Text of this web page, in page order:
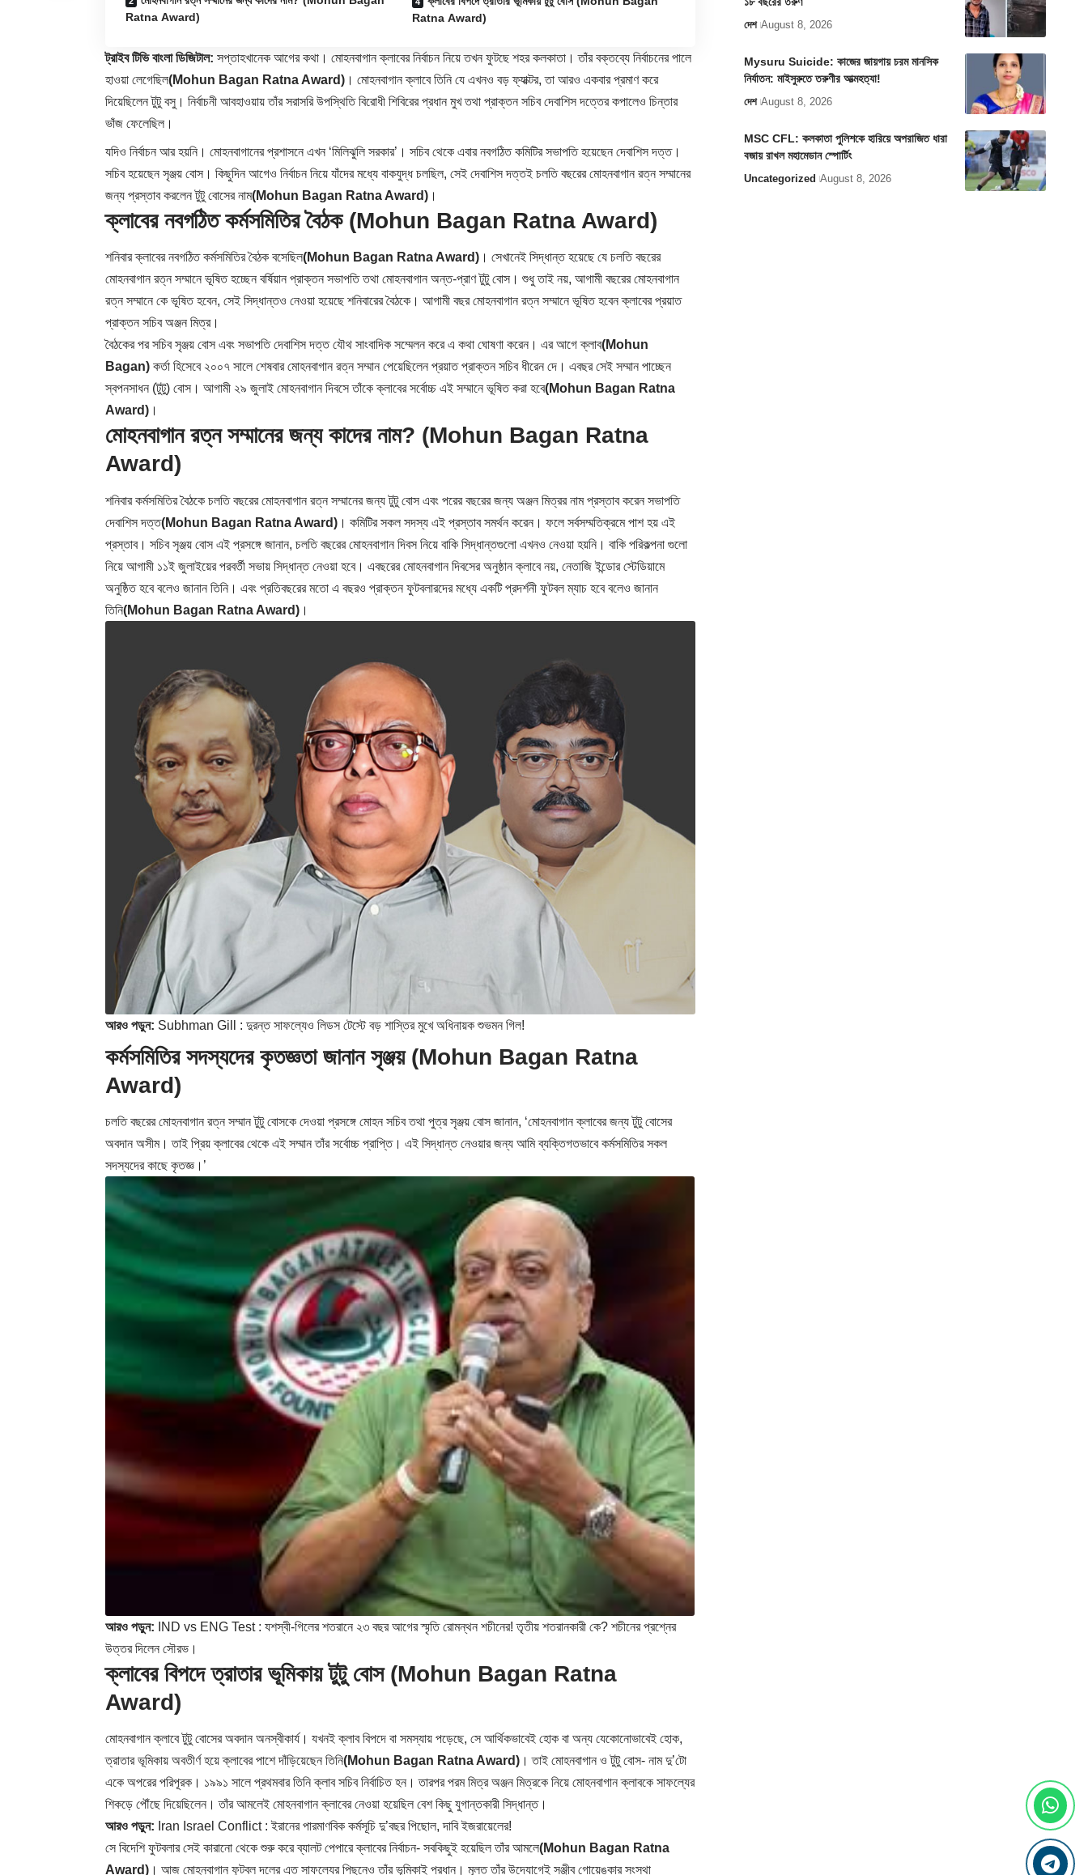
Ratna Award)
Ratna Award)
ট্রাইব টিভি বাংলা ডিজিটাল: সপ্তাহখানেক আগের কথা। মোহনবাগান ক্লাবের নির্বাচন নিয়ে তখন ফুটছে শহর কলকাতা। তাঁর বক্তব্যে নির্বাচনের পালে
হাওয়া লেগেছিল(Mohun Bagan Ratna Award) । মোহনবাগান ক্লাবে তিনি যে এখনও বড় ফ্যাক্টর, তা আরও একবার প্রমাণ করে
দিয়েছিলেন টুটু বসু। নির্বাচনী আবহাওয়ায় তাঁর সরাসরি উপস্থিতি বিরোধী শিবিরের প্রধান মুখ তথা প্রাক্তন সচিব দেবাশিস দত্তের কপালেও চিন্তার
ভাঁজ ফেলেছিল।
যদিও নির্বাচন আর হয়নি। মোহনবাগানের প্রশাসনে এখন ‘মিলিঝুলি সরকার’। সচিব থেকে এবার নবগঠিত কমিটির সভাপতি হয়েছেন দেবাশিস দত্ত।
সচিব হয়েছেন সৃঞ্জয় বোস। কিছুদিন আগেও নির্বাচন নিয়ে যাঁদের মধ্যে বাকযুদ্ধ চলছিল, সেই দেবাশিস দত্তই চলতি বছরের মোহনবাগান রত্ন সম্মানের
জন্য প্রস্তাব করলেন টুটু বোসের নাম(Mohun Bagan Ratna Award) ।
ক্লাবের নবগঠিত কর্মসমিতির বৈঠক (Mohun Bagan Ratna Award)
শনিবার ক্লাবের নবগঠিত কর্মসমিতির বৈঠক বসেছিল(Mohun Bagan Ratna Award) । সেখানেই সিদ্ধান্ত হয়েছে যে চলতি বছরের
মোহনবাগান রত্ন সম্মানে ভূষিত হচ্ছেন বর্ষিয়ান প্রাক্তন সভাপতি তথা মোহনবাগান অন্ত-প্রাণ টুটু বোস। শুধু তাই নয়, আগামী বছরের মোহনবাগান
রত্ন সম্মানে কে ভূষিত হবেন, সেই সিদ্ধান্তও নেওয়া হয়েছে শনিবারের বৈঠকে। আগামী বছর মোহনবাগান রত্ন সম্মানে ভূষিত হবেন ক্লাবের প্রয়াত
প্রাক্তন সচিব অঞ্জন মিত্র।
বৈঠকের পর সচিব সৃঞ্জয় বোস এবং সভাপতি দেবাশিস দত্ত যৌথ সাংবাদিক সম্মেলন করে এ কথা ঘোষণা করেন। এর আগে ক্লাব(Mohun
Bagan) কর্তা হিসেবে ২০০৭ সালে শেষবার মোহনবাগান রত্ন সম্মান পেয়েছিলেন প্রয়াত প্রাক্তন সচিব ধীরেন দে। এবছর সেই সম্মান পাচ্ছেন
স্বপনসাধন (টুটু) বোস। আগামী ২৯ জুলাই মোহনবাগান দিবসে তাঁকে ক্লাবের সর্বোচ্চ এই সম্মানে ভূষিত করা হবে(Mohun Bagan Ratna
Award) ।
মোহনবাগান রত্ন সম্মানের জন্য কাদের নাম? (Mohun Bagan Ratna
Award)
শনিবার কর্মসমিতির বৈঠকে চলতি বছরের মোহনবাগান রত্ন সম্মানের জন্য টুটু বোস এবং পরের বছরের জন্য অঞ্জন মিত্রর নাম প্রস্তাব করেন সভাপতি
দেবাশিস দত্ত(Mohun Bagan Ratna Award) । কমিটির সকল সদস্য এই প্রস্তাব সমর্থন করেন। ফলে সর্বসম্মতিক্রমে পাশ হয় এই
প্রস্তাব। সচিব সৃঞ্জয় বোস এই প্রসঙ্গে জানান, চলতি বছরের মোহনবাগান দিবস নিয়ে বাকি সিদ্ধান্তগুলো এখনও নেওয়া হয়নি। বাকি পরিকল্পনা গুলো
নিয়ে আগামী ১১ই জুলাইয়ের পরবর্তী সভায় সিদ্ধান্ত নেওয়া হবে। এবছরের মোহনবাগান দিবসের অনুষ্ঠান ক্লাবে নয়, নেতাজি ইন্ডোর স্টেডিয়ামে
অনুষ্ঠিত হবে বলেও জানান তিনি। এবং প্রতিবছরের মতো এ বছরও প্রাক্তন ফুটবলারদের মধ্যে একটি প্রদর্শনী ফুটবল ম্যাচ হবে বলেও জানান
তিনি(Mohun Bagan Ratna Award) ।
আরও পড়ুন: Subhman Gill : দুরন্ত সাফল্যেও লিডস টেস্টে বড় শাস্তির মুখে অধিনায়ক শুভমন গিল!
কর্মসমিতির সদস্যদের কৃতজ্ঞতা জানান সৃঞ্জয় (Mohun Bagan Ratna
Award)
চলতি বছরের মোহনবাগান রত্ন সম্মান টুটু বোসকে দেওয়া প্রসঙ্গে মোহন সচিব তথা পুত্র সৃঞ্জয় বোস জানান, ‘মোহনবাগান ক্লাবের জন্য টুটু বোসের
অবদান অসীম। তাই প্রিয় ক্লাবের থেকে এই সম্মান তাঁর সর্বোচ্চ প্রাপ্তি। এই সিদ্ধান্ত নেওয়ার জন্য আমি ব্যক্তিগতভাবে কর্মসমিতির সকল
সদস্যদের কাছে কৃতজ্ঞ।’
আরও পড়ুন:
IND vs ENG Test : যশস্বী-গিলের শতরানে ২৩ বছর আগের স্মৃতি রোমন্থন শচীনের! তৃতীয় শতরানকারী কে? শচীনের প্রশ্নের
উত্তর দিলেন সৌরভ।
ক্লাবের বিপদে ত্রাতার ভূমিকায় টুটু বোস (Mohun Bagan Ratna
Award)
মোহনবাগান ক্লাবে টুটু বোসের অবদান অনস্বীকার্য। যখনই ক্লাব বিপদে বা সমস্যায় পড়েছে, সে আর্থিকভাবেই হোক বা অন্য যেকোনোভাবেই হোক,
ত্রাতার ভূমিকায় অবতীর্ণ হয়ে ক্লাবের পাশে দাঁড়িয়েছেন তিনি(Mohun Bagan Ratna Award) । তাই মোহনবাগান ও টুটু বোস- নাম দু’টো
একে অপরের পরিপূরক। ১৯৯১ সালে প্রথমবার তিনি ক্লাব সচিব নির্বাচিত হন। তারপর পরম মিত্র অঞ্জন মিত্রকে নিয়ে মোহনবাগান ক্লাবকে সাফল্যের
শিকড়ে পৌঁছে দিয়েছিলেন। তাঁর আমলেই মোহনবাগান ক্লাবের নেওয়া হয়েছিল বেশ কিছু যুগান্তকারী সিদ্ধান্ত।
আরও পড়ুন: Iran Israel Conflict : ইরানের পারমাণবিক কর্মসূচি দু’বছর পিছোল, দাবি ইজরায়েলের!
সে বিদেশি ফুটবলার সেই কারানো থেকে শুরু করে ব্যালট পেপারে ক্লাবের নির্বাচন- সবকিছুই হয়েছিল তাঁর আমলে(Mohun Bagan Ratna
Award) । আজ মোহনবাগান ফুটবল দলের এত সাফল্যের পিছনেও তাঁর ভূমিকাই প্রধান। মূলত তাঁর উদ্যোগেই সঞ্জীব গোয়েঙ্কার সংস্থা
দেশ August 8, 2026
Mysuru Suicide: কাজের জায়গায় চরম মানসিক
নির্যাতন: মাইসুরুতে তরুণীর আত্মহত্যা!
দেশ August 8, 2026
MSC CFL: কলকাতা পুলিশকে হারিয়ে অপরাজিত ধারা
বজায় রাখল মহামেডান স্পোর্টিং
Uncategorized August 8, 2026